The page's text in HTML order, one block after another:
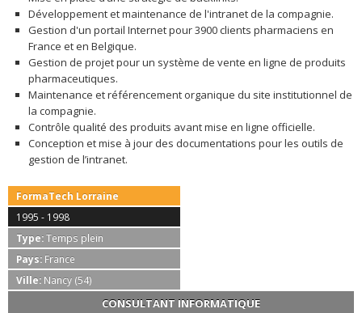
Développement et maintenance de l'intranet de la compagnie.
Gestion d'un portail Internet pour 3900 clients pharmaciens en
France et en Belgique.
Gestion de projet pour un système de vente en ligne de produits
pharmaceutiques.
Maintenance et référencement organique du site institutionnel de
la compagnie.
Contrôle qualité des produits avant mise en ligne officielle.
Conception et mise à jour des documentations pour les outils de
gestion de l’intranet.
FormaTech Lorraine
1995 - 1998
Type:Temps plein
Pays: France
Ville: Nancy (54)
CONSULTANT INFORMATIQUE